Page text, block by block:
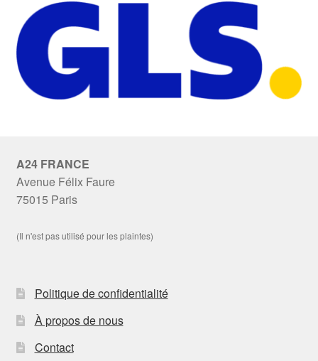
A24 FRANCE
Avenue Félix Faure
75015 Paris
(Il n'est pas utilisé pour les plaintes)
Politique de confidentialité
À propos de nous
Contact